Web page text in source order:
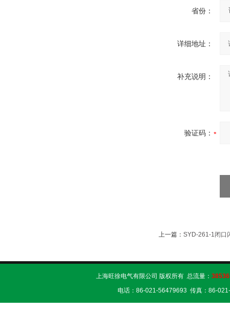
省份：
详细地址：
补充说明：
验证码：
上一篇： SYD-261-1闭口
上海旺徐电气有限公司 版权所有 总流量：
电话：86-021-56479693 传真：86-